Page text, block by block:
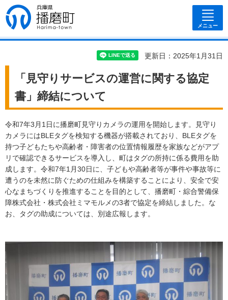
兵庫県 播磨
町
メニュー
更新日：2025年1月31日
「見守りサービスの運営に関する協定
書」締結について
令和7年3月1日に播磨町見守りカメラの運用を開始します。見守り
カメラにはBLEタグを検知する機器が搭載されており、BLEタグを
持つ子どもたちや高齢者・障害者の位置情報履歴を家族などがアプ
リで確認できるサービスを導入し、町はタグの所持に係る費用を助
成します。令和7年1月30日に、子どもや高齢者等が事件や事故等に
遭うのを未然に防ぐための仕組みを構築することにより、安全で安
心なまちづくりを推進することを目的として、播磨町・綜合警備保
障株式会社・株式会社ミマモルメの3者で協定を締結しました。な
お、タグの助成については、別途広報します。